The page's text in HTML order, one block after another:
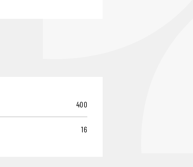
400
16